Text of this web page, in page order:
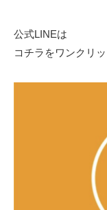
公式LINEは
コチラをワンクリ